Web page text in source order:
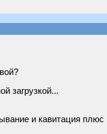
загрузкой...
и кавитация